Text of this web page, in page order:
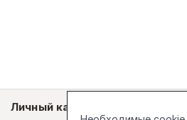
Личный кабинет